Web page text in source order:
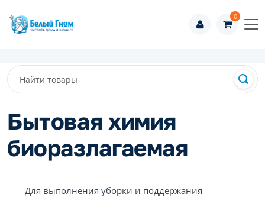
0
Бытовая химия
биоразлагаемая
Для выполнения уборки и поддержания